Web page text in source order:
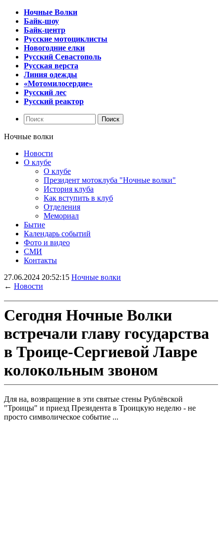
Ночные Волки
Байк-шоу
Байк-центр
Русские мотоциклисты
Новогодние елки
Русский Севастополь
Русская верста
Линия одежды
«Мотомилосердие»
Русский лес
Русский реактор
Ночные волки
Новости
О клубе
О клубе
Президент мотоклуба "Ночные волки"
История клуба
Как вступить в клуб
Отделения
Мемориал
Бытие
Календарь событий
Фото и видео
СМИ
Контакты
27.06.2024 20:52:15 Ночные волки
← Новости
Сегодня Ночные Волки
встречали главу государства
в Троице-Сергиевой Лавре
колокольным звоном
Для на, возвращение в эти святые стены Рублёвской
"Троицы" и приезд Президента в Троицкую неделю - не
просто символическое событие ...